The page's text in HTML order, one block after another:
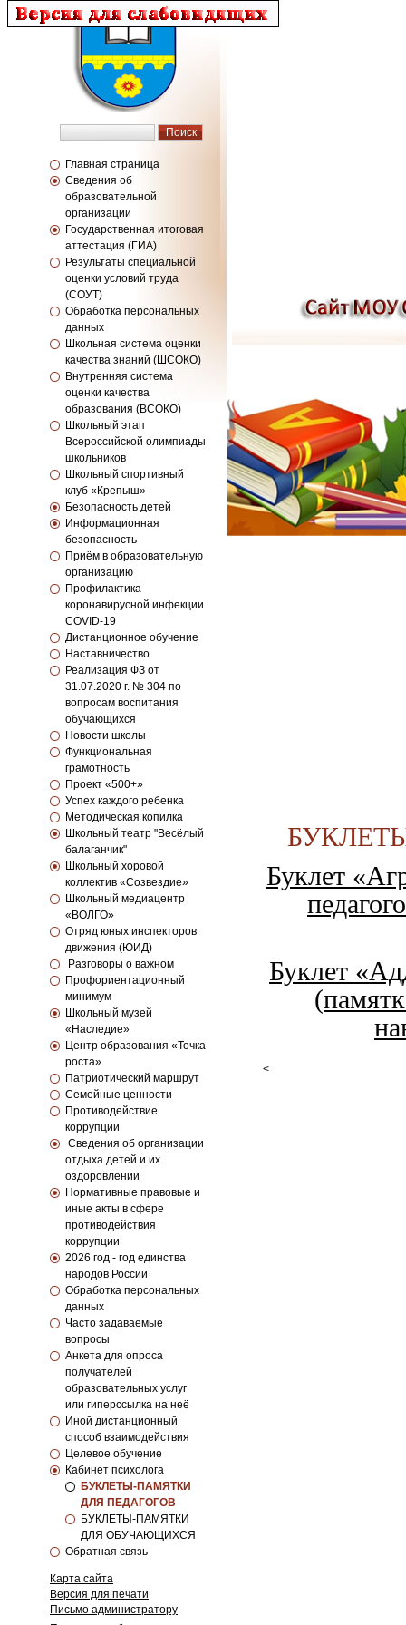
Главная страница
Сведения об
образовательной
организации
Государственная итоговая
аттестация (ГИА)
Результаты специальной
оценки условий труда
(СОУТ)
Обработка персональных
данных
Школьная система оценки
качества знаний (ШСОКО)
Внутренняя система
оценки качества
образования (ВСОКО)
Школьный этап
Всероссийской олимпиады
школьников
Школьный спортивный
клуб «Крепыш»
Безопасность детей
Информационная
безопасность
Приём в образовательную
организацию
Профилактика
коронавирусной инфекции
COVID-19
Дистанционное обучение
Наставничество
Реализация ФЗ от
31.07.2020 г. № 304 по
вопросам воспитания
обучающихся
Новости школы
Функциональная
грамотность
Проект «500+»
Успех каждого ребенка
Методическая копилка
Школьный театр "Весёлый
балаганчик"
Школьный хоровой
коллектив «Созвездие»
Школьный медиацентр
«ВОЛГО»
Отряд юных инспекторов
движения (ЮИД)
Разговоры о важном
Профориентационный
минимум
Школьный музей
«Наследие»
Центр образования «Точка
роста»
Патриотический маршрут
Семейные ценности
Противодействие
коррупции
Сведения об организации
отдыха детей и их
оздоровлении
Нормативные правовые и
иные акты в сфере
противодействия
коррупции
2026 год - год единства
народов России
Обработка персональных
данных
Часто задаваемые
вопросы
Анкета для опроса
получателей
образовательных услуг
или гиперссылка на неё
Иной дистанционный
способ взаимодействия
Целевое обучение
Кабинет психолога
БУКЛЕТЫ-ПАМЯТКИ
ДЛЯ ПЕДАГОГОВ
БУКЛЕТЫ-ПАМЯТКИ
ДЛЯ ОБУЧАЮЩИХСЯ
Обратная связь
Карта сайта
Версия для печати
Письмо администратору
Буклет
Буклет
<